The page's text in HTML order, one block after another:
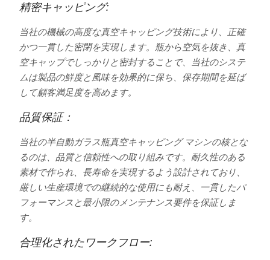
精密キャッピング:
当社の機械の高度な真空キャッピング技術により、正確
かつ一貫した密閉を実現します。瓶から空気を抜き、真
空キャップでしっかりと密封することで、当社のシステ
ムは製品の鮮度と風味を効果的に保ち、保存期間を延ば
して顧客満足度を高めます。
品質保証：
当社の半自動ガラス瓶真空キャッピング マシンの核とな
るのは、品質と信頼性への取り組みです。耐久性のある
素材で作られ、長寿命を実現するよう設計されており、
厳しい生産環境での継続的な使用にも耐え、一貫したパ
フォーマンスと最小限のメンテナンス要件を保証しま
す。
合理化されたワークフロー: